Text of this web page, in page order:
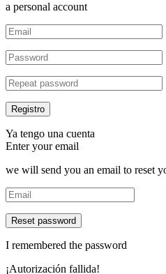
a personal account
Ya tengo una cuenta
Enter your email
we will send you an email to reset
Reset password
I remembered the password
¡Autorización fallida!